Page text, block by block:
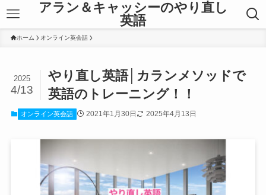
アラン＆キャッシーのやり直し
英語
ホーム オンライン英会話
やり直し英語│カランメソッドで
英語のトレーニング！！
2025
4/13
オンライン英会話 2021年1月30日 2025年4月13日